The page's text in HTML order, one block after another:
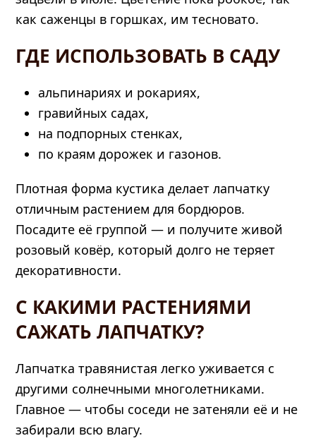
как саженцы в горшках, им тесновато.
ГДЕ ИСПОЛЬЗОВАТЬ В САДУ
альпинариях и рокариях,
гравийных садах,
на подпорных стенках,
по краям дорожек и газонов.
Плотная форма кустика делает лапчатку
отличным растением для бордюров.
Посадите её группой — и получите живой
розовый ковёр, который долго не теряет
декоративности.
С КАКИМИ РАСТЕНИЯМИ
САЖАТЬ ЛАПЧАТКУ?
Лапчатка травянистая легко уживается с
другими солнечными многолетниками.
Главное — чтобы соседи не затеняли её и не
забирали всю влагу.